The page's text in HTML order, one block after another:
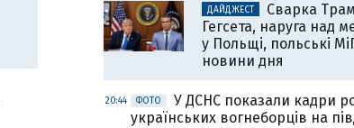
ДАЙДЖЕСТ
Сварка
Гегсета, наруга над
у Польщі, польські
новини дня
20:44 ФОТО
У ДСНС показали кадри
українських вогнеборців на